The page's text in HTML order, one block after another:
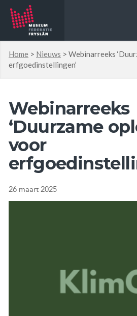
Home > Nieuws >Webinarreeks
erfgoedinstellingen’
Webinarreeks
‘Duurzame
voor
26 maart 2025